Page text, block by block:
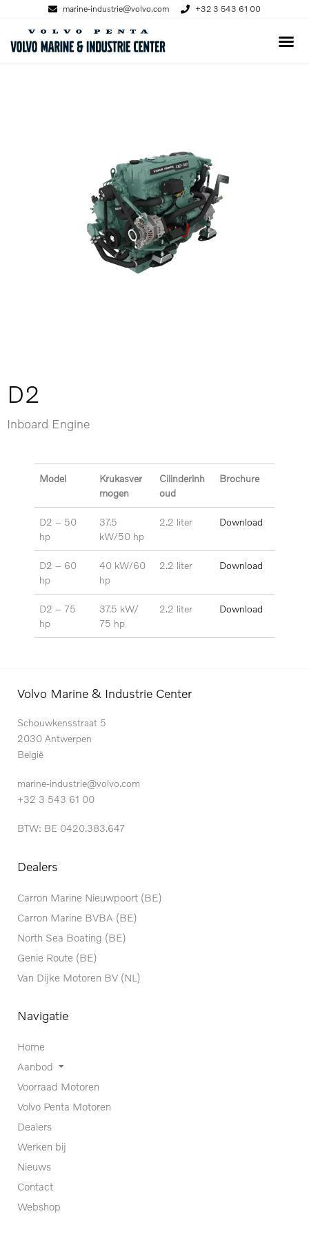
marine-industrie@volvo.com +32 3 543 61 00
D2
Inboard Engine
Model
Krukasver
mogen
Cilinderinh
oud
Brochure
D2 – 50
hp
37.5
kW/50 hp
2.2 liter Download
D2 – 60
hp
40 kW/60
hp
2.2 liter Download
D2 – 75
hp
37.5 kW/
75 hp
2.2 liter Download
Volvo Marine & Industrie Center
Schouwkensstraat 5
2030 Antwerpen
België
marine-industrie@volvo.com
+32 3 543 61 00
BTW: BE 0420.383.647
Dealers
Carron Marine Nieuwpoort (BE)
Carron Marine BVBA (BE)
North Sea Boating (BE)
Genie Route (BE)
Van Dijke Motoren BV (NL)
Navigatie
Home
Aanbod
Voorraad Motoren
Volvo Penta Motoren
Dealers
Werken bij
Nieuws
Contact
Webshop